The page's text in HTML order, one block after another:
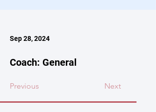
Sep 28, 2024
Coach: General
Previous Next